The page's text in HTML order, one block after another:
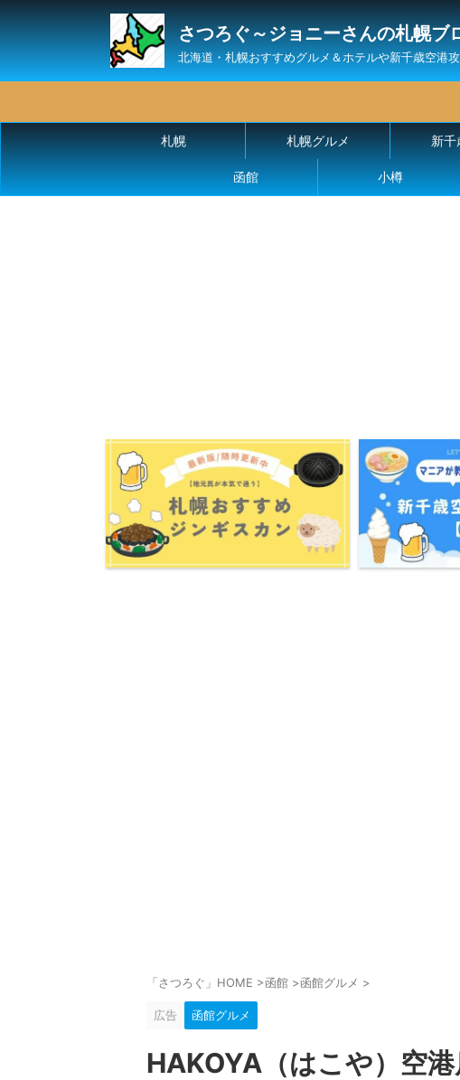
さつろぐ～ジョニーさんの札幌ブ
北海道・札幌おすすめグルメ＆ホテルや新千歳空港
札幌 札幌グルメ 新千
函館 小樽
「さつろぐ」HOME >函館 >函館グルメ >
広告 函館グルメ
HAKOYA（はこや）空